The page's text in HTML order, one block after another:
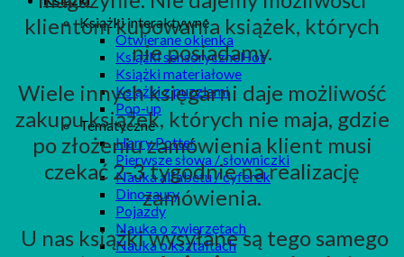
Książki interaktywne
Otwierane okienka
Książki sensoryczne
Książki materiałowe
Książki z puzzlami
Pop-up
Tematyczne
Harry Potter
Pierwsze słowa / słowniczki
Nauka alfabetu / cyferek
Dinozaury
Pojazdy
Nauka o zwierzętach
Nauka o kształtach
klientom kupowania książek, których
nie posiadamy.
Wiele innych księgarni daje możliwość
zakupu książek, których nie maja, gdzie
po złożeniu zamówienia klient musi
czekać 2-3 tygodnie na realizację
zamówienia.
U nas książki wysyłane są tego samego